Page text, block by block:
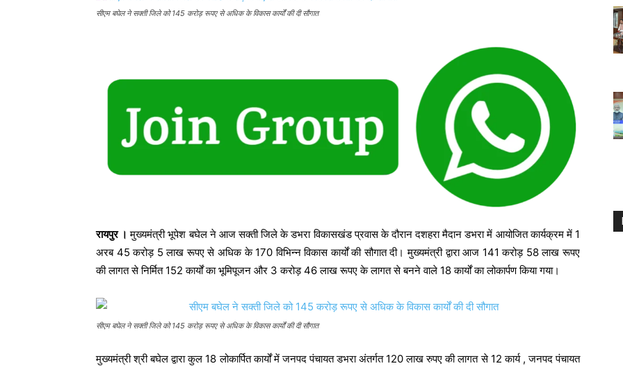
सीएम बघेल ने सक्ती जिले को 145 करोड़ रूपए से अधिक के विकास कार्यों की दी सौगात
रायपुर । मुख्यमंत्री भूपेश बघेल ने आज सक्ती जिले के डभरा विकासखंड प्रवास के दौरान दशहरा मैदान डभरा में आयोजित कार्यक्रम में 1
अरब 45 करोड़ 5 लाख रूपए से अधिक के 170 विभिन्न विकास कार्यों की सौगात दी। मुख्यमंत्री द्वारा आज 141 करोड़ 58 लाख रूपए
की लागत से निर्मित 152 कार्यों का भूमिपूजन और 3 करोड़ 46 लाख रूपए के लागत से बनने वाले 18 कार्यों का लोकार्पण किया गया।
सीएम बघेल ने सक्ती जिले को 145 करोड़ रूपए से अधिक के विकास कार्यों की दी सौगात
मुख्यमंत्री श्री बघेल द्वारा कुल 18 लोकार्पित कार्यों में जनपद पंचायत डभरा अंतर्गत 120 लाख रुपए की लागत से 12 कार्य , जनपद पंचायत